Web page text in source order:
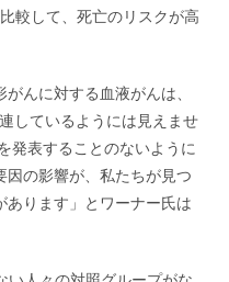
較して、死亡のリスクが高
んに対する血液がんは、
しているようには見えませ
発表することのないように
の影響が、私たちが見つ
ります」とワーナー氏は